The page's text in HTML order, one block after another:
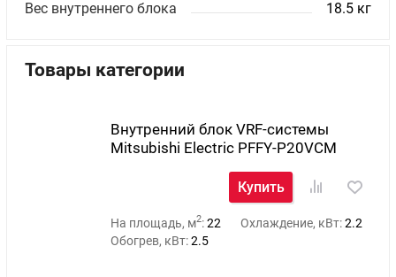
Вес внутреннего блока 18.5 кг
Товары категории
Внутренний блок VRF-системы
Mitsubishi Electric PFFY-P20VCM
Купить
На площадь, м2:22 Охлаждение, кВт:2.2
Обогрев, кВт:2.5